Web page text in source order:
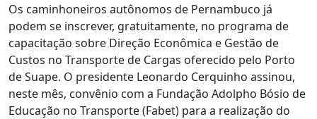
Os caminhoneiros autônomos de Pernambuco já
podem se inscrever, gratuitamente, no programa de
capacitação sobre Direção Econômica e Gestão de
Custos no Transporte de Cargas oferecido pelo Porto
de Suape. O presidente Leonardo Cerquinho assinou,
neste mês, convênio com a Fundação Adolpho Bósio de
Educação no Transporte (Fabet) para a realização do